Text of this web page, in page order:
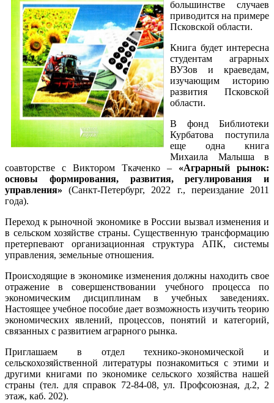
большинстве случаев
приводится на примере
Псковской области.
Книга будет интересна
студентам аграрных
ВУЗов и краеведам,
изучающим историю
развития Псковской
области.
В фонд Библиотеки
Курбатова поступила
еще одна книга
Михаила Малыша в
соавторстве с Виктором Ткаченко – «Аграрный рынок:
основы формирования, развития, регулирования и
управления» (Санкт-Петербург, 2022 г., переиздание 2011
года).
Переход к рыночной экономике в России вызвал изменения и
в сельском хозяйстве страны. Существенную трансформацию
претерпевают организационная структура АПК, системы
управления, земельные отношения.
Происходящие в экономике изменения должны находить свое
отражение в совершенствовании учебного процесса по
экономическим дисциплинам в учебных заведениях.
Настоящее учебное пособие дает возможность изучить теорию
экономических явлений, процессов, понятий и категорий,
связанных с развитием аграрного рынка.
Приглашаем в отдел технико-экономической и
сельскохозяйственной литературы познакомиться с этими и
другими книгами по экономике сельского хозяйства нашей
страны (тел. для справок 72-84-08, ул. Профсоюзная, д.2, 2
этаж, каб. 202).